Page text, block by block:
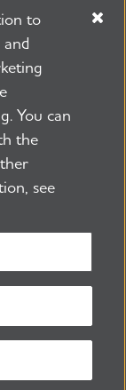
IL 60601
®
501(c)
13-3039601
to
You can
the
see